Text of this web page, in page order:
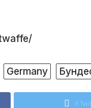
Germany
X